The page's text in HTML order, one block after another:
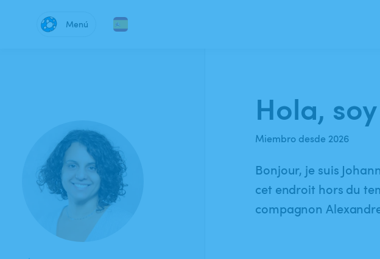
Menú
Hola,
Miembro desde 2026
Bonjour, je suis
cet endroit hors du
compagnon